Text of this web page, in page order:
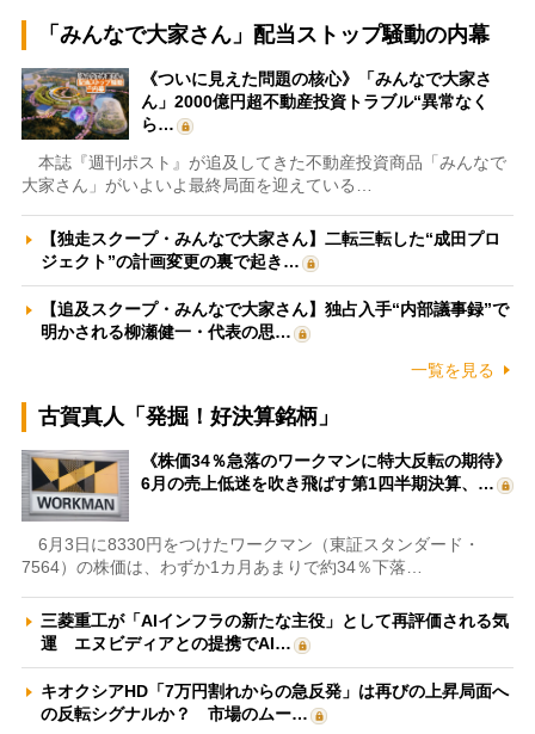
「みんなで大家さん」配当ストップ騒動の内幕
《ついに見えた問題の核心》「みんなで大家さ
ん」2000億円超不動産投資トラブル“異常なく
ら…
本誌『週刊ポスト』が追及してきた不動産投資商品「みんなで
大家さん」がいよいよ最終局面を迎えている…
【独走スクープ・みんなで大家さん】二転三転した“成田プロ
ジェクト”の計画変更の裏で起き…
【追及スクープ・みんなで大家さん】独占入手“内部議事録”で
明かされる柳瀬健一・代表の思…
一覧を見る
古賀真人「発掘！好決算銘柄」
《株価34％急落のワークマンに特大反転の期待》
6月の売上低迷を吹き飛ばす第1四半期決算、…
6月3日に8330円をつけたワークマン（東証スタンダード・
7564）の株価は、わずか1カ月あまりで約34％下落…
三菱重工が「AIインフラの新たな主役」として再評価される気
運 エヌビディアとの提携でAI…
キオクシアHD「7万円割れからの急反発」は再びの上昇局面へ
の反転シグナルか？ 市場のムー…